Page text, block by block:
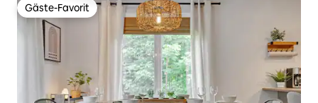
Gäste-Favorit
Gäste-Favorit